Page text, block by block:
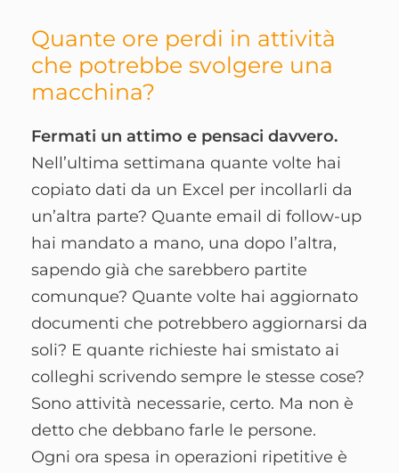
Quante ore perdi in attività
che potrebbe svolgere una
macchina?
Fermati un attimo e pensaci davvero.
Nell’ultima settimana quante volte hai
copiato dati da un Excel per incollarli da
un’altra parte? Quante email di follow-up
hai mandato a mano, una dopo l’altra,
sapendo già che sarebbero partite
comunque? Quante volte hai aggiornato
documenti che potrebbero aggiornarsi da
soli? E quante richieste hai smistato ai
colleghi scrivendo sempre le stesse cose?
Sono attività necessarie, certo. Ma non è
detto che debbano farle le persone.
Ogni ora spesa in operazioni ripetitive è